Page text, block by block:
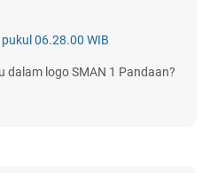
06.28.00 WIB
dalam logo SMAN 1 Pandaan?